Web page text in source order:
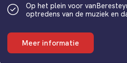
Op het plein voor
optredens van de muziek en
Meer informatie